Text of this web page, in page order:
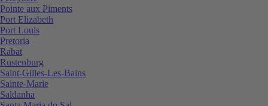
Pointe aux Piments
Port Elizabeth
Port Louis
Pretoria
Rabat
Rustenburg
Saint-Gilles-Les-Bains
Sainte-Marie
Saldanha